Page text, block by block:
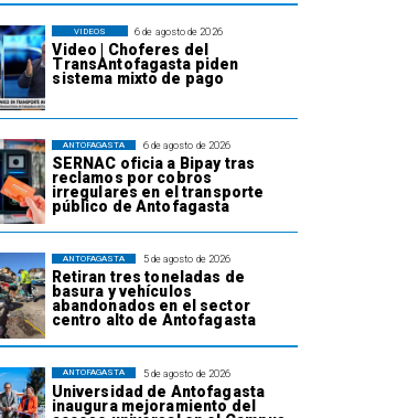
6 de agosto de 2026
Video | Choferes del
TransAntofagasta piden
sistema mixto de pago
VIDEOS
6 de agosto de 2026
SERNAC oficia a Bipay tras
reclamos por cobros
irregulares en el transporte
público de Antofagasta
ANTOFAGASTA
5 de agosto de 2026
Retiran tres toneladas de
basura y vehículos
abandonados en el sector
centro alto de Antofagasta
ANTOFAGASTA
5 de agosto de 2026
Universidad de Antofagasta
inaugura mejoramiento del
ANTOFAGASTA